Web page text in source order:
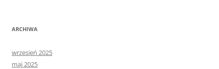
ARCHIWA
wrzesień 2025
maj 2025